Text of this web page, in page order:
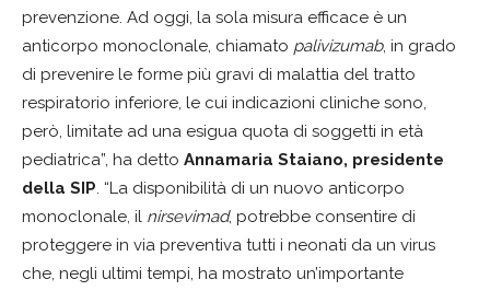
prevenzione. Ad oggi, la sola misura efficace è un
anticorpo monoclonale, chiamato palivizumab, in grado
di prevenire le forme più gravi di malattia del tratto
respiratorio inferiore, le cui indicazioni cliniche sono,
però, limitate ad una esigua quota di soggetti in età
pediatrica”, ha detto Annamaria Staiano, presidente
della SIP. “La disponibilità di un nuovo anticorpo
monoclonale, il nirsevimad, potrebbe consentire di
proteggere in via preventiva tutti i neonati da un virus
che, negli ultimi tempi, ha mostrato un’importante